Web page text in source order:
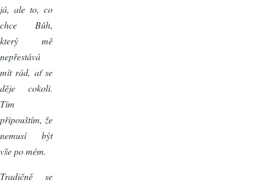
já, ale to, co
chce Bůh,
který mě
nepřestává
mít rád, ať se
děje cokoli.
Tím
připouštím, že
nemusí být
vše po mém.
Tradičně se